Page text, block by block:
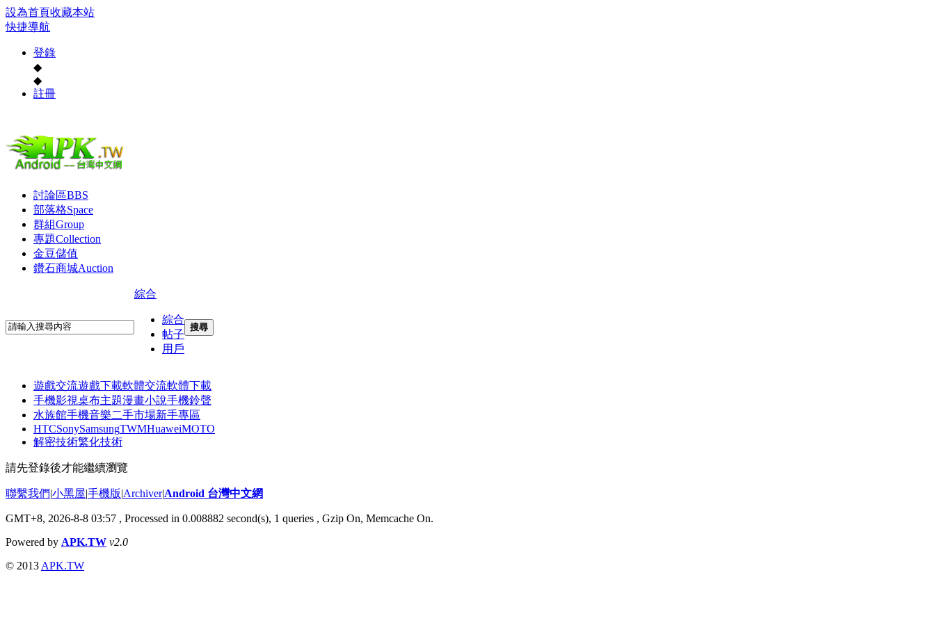
設為首頁收藏本站
快捷導航
登錄
◆
◆
註冊
討論區BBS
部落格Space
群組Group
專題Collection
金豆儲值
鑽石商城Auction
綜合
綜合
帖子
用戶
搜尋
遊戲交流遊戲下載軟體交流軟體下載
手機影視桌布主題漫畫小說手機鈴聲
水族館手機音樂二手市場新手專區
HTCSonySamsungTWMHuaweiMOTO
解密技術繁化技術
請先登錄後才能繼續瀏覽
聯繫我們|小黑屋|手機版|Archiver|Android 台灣中文網
GMT+8, 2026-8-8 03:57 , Processed in 0.008882 second(s), 1 queries , Gzip On, Memcache On.
Powered by APK.TW v2.0
© 2013 APK.TW